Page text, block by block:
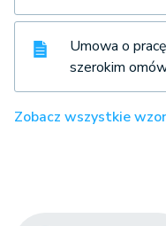
Umowa o
szerokim
Zobacz wszystkie